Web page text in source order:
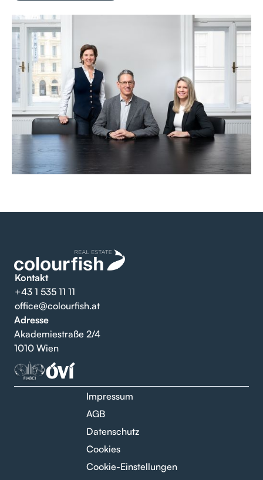
Kontakt
+43 1 535 11 11
office@colourfish.at
Adresse
Akademiestraße 2/4
1010 Wien
Impressum
AGB
Datenschutz
Cookies
Cookie-Einstellungen